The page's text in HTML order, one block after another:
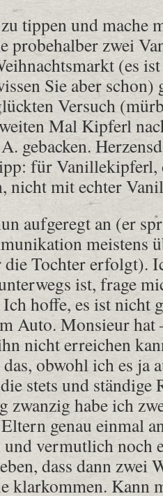
tippen und mache
probehalber zwei
(es
Sie aber schon)
Versuch
Mal Kipferl
gebacken.
für Vanillekipferl,
nicht mit echter
aufgeregt an (er
meistens
Tochter erfolgt).
ist, frage
hoffe, es ist nicht
Auto. Monsieur hat
nicht erreichen
obwohl ich es ja
stets und ständige
zwanzig habe ich
genau einmal
und vermutlich noch
dass dann zwei
klarkommen. Kann